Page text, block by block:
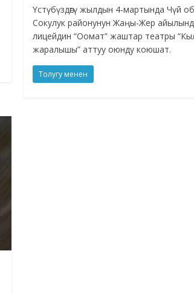
Үстүбүздөгү жылдын 4-мартында Чүй
Сокулук районунун Жаңы-Жер
лицейдин “Оомат” жаштар театры
жаралышы” аттуу оюнду коюшат.
Толугу менен